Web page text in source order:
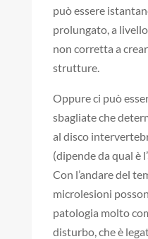
può essere
prolungato, a
non corretta a
strutture.
Oppure ci può
sbagliate che
al disco
(dipende da qual è
Con l’andare del
microlesioni
patologia molto
disturbo, che è